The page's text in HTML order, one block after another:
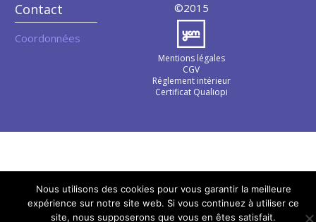
Contact
Coordonnées
©2015
Mentions légales
CGV
Réglement intérieur
Certificat Qualiopi
Nous utilisons des cookies pour vous garantir la meilleure
expérience sur notre site web. Si vous continuez à utiliser ce
site, nous supposerons que vous en êtes satisfait.